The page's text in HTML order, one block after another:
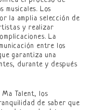
Los
la amplia selección de
y realizar
La
entre los
garantiza una
durante y después
Ma Talent, los
de saber que